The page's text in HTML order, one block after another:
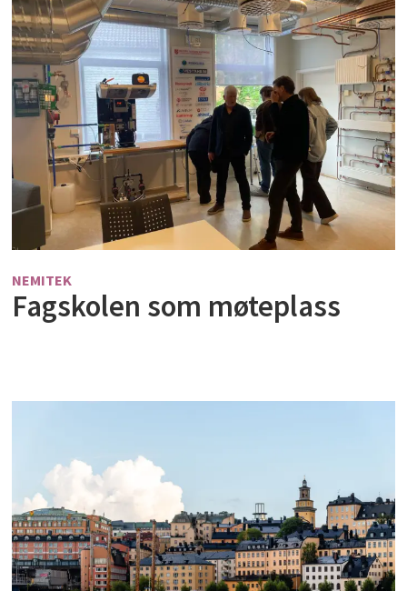
NEMITEK
Fagskolen som møteplass